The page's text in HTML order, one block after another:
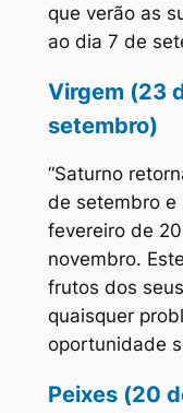
que verão as
ao dia 7 de
Virgem (23
setembro)
“Saturno
de setembro e
fevereiro de
novembro.
frutos dos
quaisquer
oportunidade
Peixes (20